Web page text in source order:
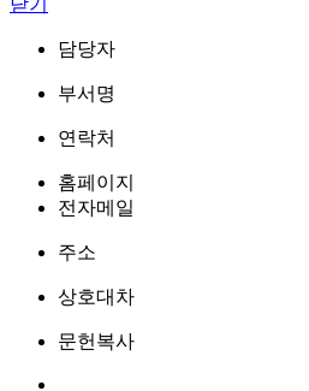
담당자
부서명
연락처
홈페이지
전자메일
주소
상호대차
문헌복사